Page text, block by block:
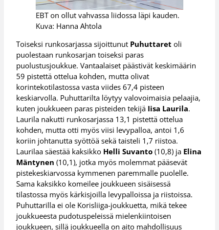
EBT on ollut vahvassa liidossa läpi kauden.
Kuva: Hanna Ahtola
Toiseksi runkosarjassa sijoittunut Puhuttaret oli
puolestaan runkosarjan toiseksi paras
puolustusjoukkue. Vantaalaiset päästivät keskimäärin
59 pistettä ottelua kohden, mutta olivat
korintekotilastossa vasta viides 67,4 pisteen
keskiarvolla. Puhuttarilta löytyy valovoimaisia pelaajia,
kuten joukkueen paras pisteiden tekijä Iisa Laurila.
Laurila nakutti runkosarjassa 13,1 pistettä ottelua
kohden, mutta otti myös viisi levypalloa, antoi 1,6
koriin johtanutta syöttöä sekä taisteli 1,7 riistoa.
Laurilaa säestää kaksikko Helli Suvanto (10,8) ja Elina
Mäntynen(10,1), jotka myös molemmat pääsevät
pistekeskiarvossa kymmenen paremmalle puolelle.
Sama kaksikko komeilee joukkueen sisäisessä
tilastossa myös kärkisjoilla levypalloissa ja riistoissa.
Puhuttarilla ei ole Korisliiga-joukkuetta, mikä tekee
joukkueesta pudotuspeleissä mielenkiintoisen
joukkueen, sillä joukkueella on aito mahdollisuus